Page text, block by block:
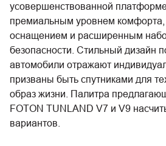
усовершенствованной
премиальным уровнем комфорта,
оснащением и расширенным
безопасности. Стильный дизайн
автомобили отражают
призваны быть спутниками для
образ жизни. Палитра
FOTON TUNLAND V7 и V9
вариантов.